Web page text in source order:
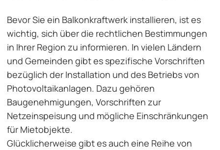
Bevor Sie ein Balkonkraftwerk installieren, ist es
wichtig, sich über die rechtlichen Bestimmungen
in Ihrer Region zu informieren. In vielen Ländern
und Gemeinden gibt es spezifische Vorschriften
bezüglich der Installation und des Betriebs von
Photovoltaikanlagen. Dazu gehören
Baugenehmigungen, Vorschriften zur
Netzeinspeisung und mögliche Einschränkungen
für Mietobjekte.
Glücklicherweise gibt es auch eine Reihe von